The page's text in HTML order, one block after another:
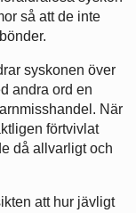
så att de inte
syskonen över
andra ord en
När
förtvivlat
då allvarligt och
att hur jävligt